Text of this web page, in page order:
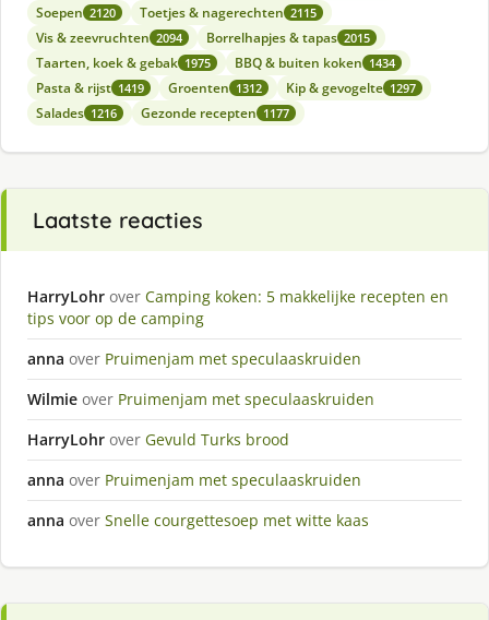
Soepen 2120 Toetjes & nagerechten 2115
Vis & zeevruchten 2094 Borrelhapjes & tapas 2015
Taarten, koek & gebak 1975 BBQ & buiten koken 1434
Pasta & rijst 1419 Groenten 1312 Kip & gevogelte 1297
Salades 1216 Gezonde recepten 1177
Laatste reacties
HarryLohr over Camping koken: 5 makkelijke recepten en
tips voor op de camping
anna over Pruimenjam met speculaaskruiden
Wilmie over Pruimenjam met speculaaskruiden
HarryLohr over Gevuld Turks brood
anna over Pruimenjam met speculaaskruiden
anna over Snelle courgettesoep met witte kaas